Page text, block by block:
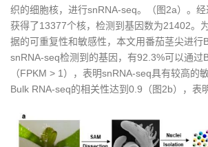
织的细胞核，进行snRNA-seq。（图2a）。经
获得了13377个核，检测到基因数为21402。
据的可重复性和敏感性，本文用番茄茎尖进行
snRNA-seq检测到的基因，有92.3%可以通过
（FPKM > 1），表明snRNA-seq具有较高的
Bulk RNA-seq的相关性达到0.9（图2b），表